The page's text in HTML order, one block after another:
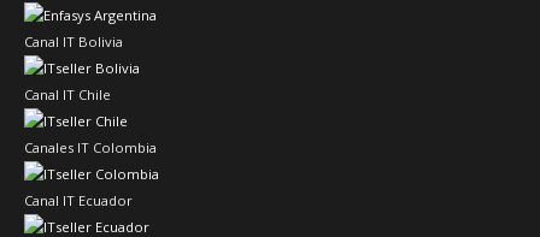
Canal IT Bolivia
Canal IT Chile
Canales IT Colombia
Canal IT Ecuador